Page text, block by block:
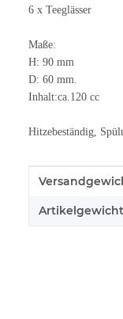
6 x Teeglässer
Maße:
H: 90 mm
D: 60 mm.
Inhalt:ca.120 cc
Hitzebeständig,
Wert